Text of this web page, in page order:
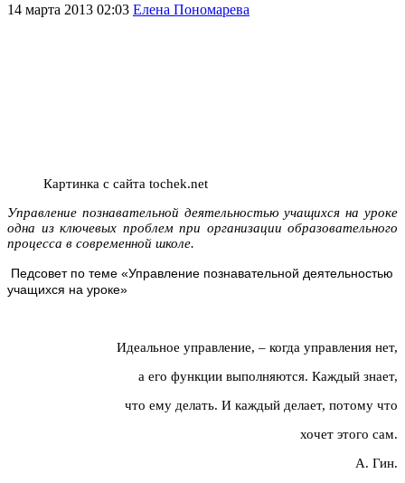
14 марта 2013 02:03 Елена Пономарева
Картинка с сайта tochek.net
Управление познавательной деятельностью учащихся на уроке
одна из ключевых проблем при организации образовательного
процесса в современной школе.
Педсовет по теме «Управление познавательной деятельностью
учащихся на уроке»
Идеальное управление, – когда управления нет,
а его функции выполняются. Каждый знает,
что ему делать. И каждый делает, потому что
хочет этого сам.
А. Гин.